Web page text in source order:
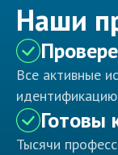
Наши
Все активные
Готовы
Тысячи